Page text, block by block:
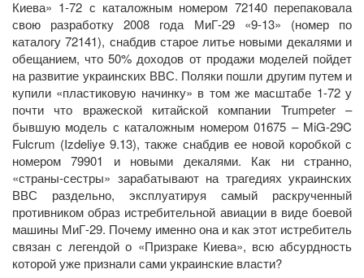
Киева» 1-72 с каталожным номером 72140 перепаковала
свою разработку 2008 года МиГ-29 «9-13» (номер по
каталогу 72141), снабдив старое литье новыми декалями и
обещанием, что 50% доходов от продажи моделей пойдет
на развитие украинских ВВС. Поляки пошли другим путем и
купили «пластиковую начинку» в том же масштабе 1-72 у
почти что вражеской китайской компании Trumpeter –
бывшую модель с каталожным номером 01675 – MiG-29C
Fulcrum (Izdeliye 9.13), также снабдив ее новой коробкой с
номером 79901 и новыми декалями. Как ни странно,
«страны-сестры» зарабатывают на трагедиях украинских
ВВС раздельно, эксплуатируя самый раскрученный
противником образ истребительной авиации в виде боевой
машины МиГ-29. Почему именно она и как этот истребитель
связан с легендой о «Призраке Киева», всю абсурдность
которой уже признали сами украинские власти?